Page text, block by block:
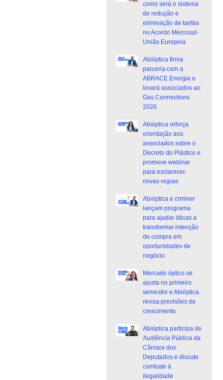
como será o sistema
de redução e
eliminação de tarifas
no Acordo Mercosul-
União Europeia
Abióptica firma
parceria com a
ABRACE Energia e
levará associados ao
Gas Connections
2026
Abióptica reforça
orientação aos
associados sobre o
Decreto do Plástico e
promove webinar
para esclarecer
novas regras
Abióptica e crminer
lançam programa
para ajudar óticas a
transformar intenção
de compra em
oportunidades de
negócio
Mercado óptico se
ajusta no primeiro
semestre e Abióptica
revisa previsões de
crescimento
Abióptica participa de
Audiência Pública da
Câmara dos
Deputados e discute
combate à
ilegalidade